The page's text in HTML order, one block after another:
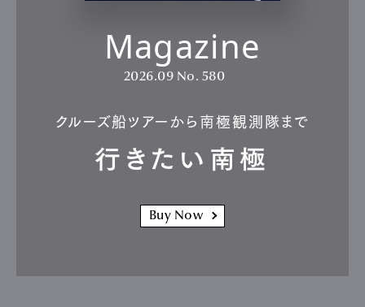
Magazine
2026.09 No. 580
クルーズ船ツアーから南極観測隊まで
行きたい南極
Buy Now